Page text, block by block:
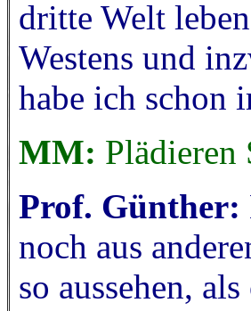
dritte Welt
Westens und
habe ich schon
MM: Plädieren
Prof. Günther:
noch aus
so aussehen,